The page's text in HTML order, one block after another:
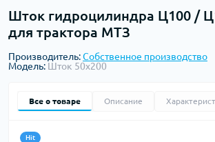
Шток гидроцилиндра Ц100 /
для трактора МТЗ
Производитель:Собственное производство
Модель: Шток 50х200
Все о товаре Описание
Hit